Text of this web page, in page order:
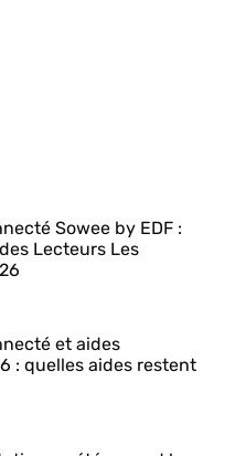
Sowee by EDF :
Lecteurs Les
et aides
: quelles aides restent